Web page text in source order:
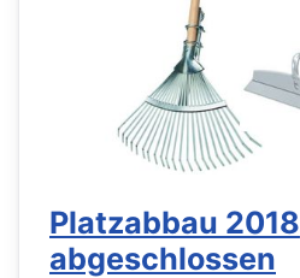
Platzabbau 2018
abgeschlossen